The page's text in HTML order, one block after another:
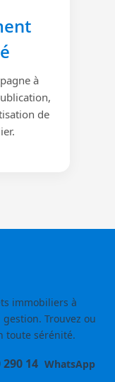
à
de
immobiliers à
Trouvez ou
toute sérénité.
290 14 WhatsApp